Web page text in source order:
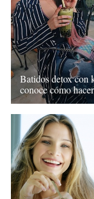
Batidos detox con
conoce cómo